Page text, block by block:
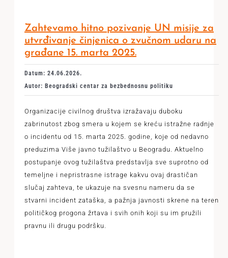
Zahtevamo hitno pozivanje UN misije za
utvrđivanje činjenica o zvučnom udaru na
građane 15. marta 2025.
Datum: 24.06.2026.
Autor: Beogradski centar za bezbednosnu politiku
Organizacije civilnog društva izražavaju duboku
zabrinutost zbog smera u kojem se kreću istražne radnje
o incidentu od 15. marta 2025. godine, koje od nedavno
preduzima Više javno tužilaštvo u Beogradu. Aktuelno
postupanje ovog tužilaštva predstavlja sve suprotno od
temeljne i nepristrasne istrage kakvu ovaj drastičan
slučaj zahteva, te ukazuje na svesnu nameru da se
stvarni incident zataška, a pažnja javnosti skrene na teren
političkog progona žrtava i svih onih koji su im pružili
pravnu ili drugu podršku.